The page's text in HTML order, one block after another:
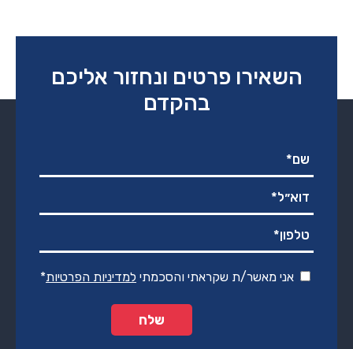
השאירו פרטים ונחזור אליכם
בהקדם
אני מאשר/ת שקראתי והסכמתי למדיניות הפרטיות*